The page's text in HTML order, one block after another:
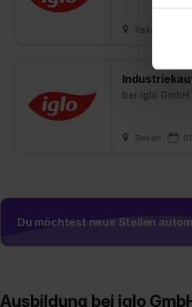
zu.
Reken
bei iglo GmbH
Reken
Du möchtest neue Stellen
Ausbildung bei iglo